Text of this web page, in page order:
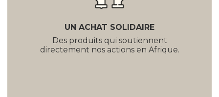
UN ACHAT SOLIDAIRE
Des produits qui soutiennent
directement nos actions en Afrique.